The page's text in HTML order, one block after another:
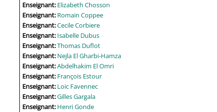
Enseignant: Elizabeth Chosson
Enseignant: Romain Coppee
Enseignant:Cecile Corbiere
Enseignant: Isabelle Dubus
Enseignant:Thomas Duflot
Enseignant: Nejla El Gharbi-Hamza
Enseignant:Abdelhakim El Omri
Enseignant: François Estour
Enseignant: Loic Favennec
Enseignant:Gilles Gargala
Enseignant: Henri Gonde